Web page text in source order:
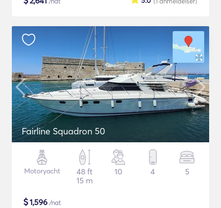
Fairline Squadron 50
Motoryacht
48 ft
15 m
10 4 5
$1,596 /nat